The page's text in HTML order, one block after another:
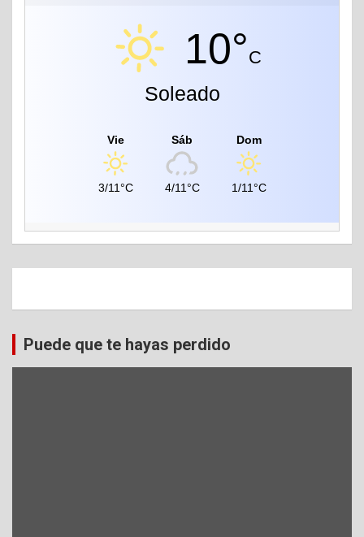
10°C
Soleado
Vie
3/11°C
Sáb
4/11°C
Dom
1/11°C
Puede que te hayas perdido